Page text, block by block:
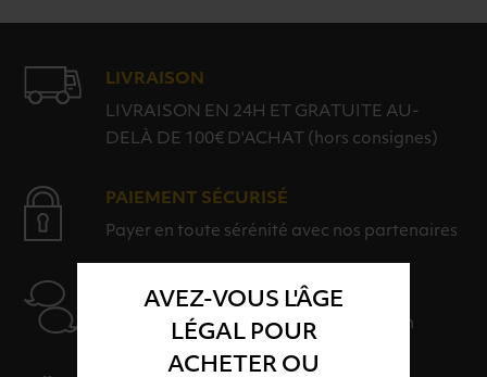
AVEZ-VOUS L'ÂGE
LÉGAL POUR
ACHETER OU
LIVRAISON
LIVRAISON EN 24H ET GRATUITE AU-
DELÀ DE 100€ D'ACHAT (hors consignes)
PAIEMENT SÉCURISÉ
Payer en toute sérénité avec nos partenaires
AIDE
Nos conseillers sont à votre disposition